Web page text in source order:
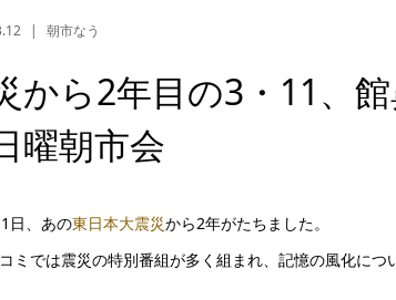
朝市なう
から2年目の3・11、
曜朝市会
日、あの東日本大震災から2年がたちました。
ミでは震災の特別番組が多く組まれ、記憶の風化につ